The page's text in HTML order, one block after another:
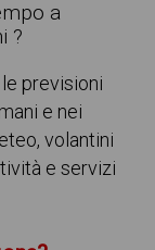
a
?
previsioni
e nei
volantini
e servizi